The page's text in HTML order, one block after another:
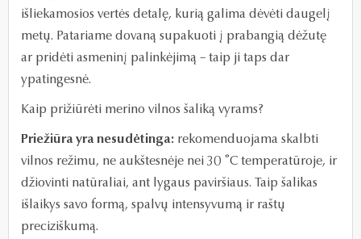
išliekamosios vertės detalę, kurią galima dėvėti daugelį
metų. Patariame dovaną supakuoti į prabangią dėžutę
ar pridėti asmeninį palinkėjimą – taip ji taps dar
ypatingesnė.
Kaip prižiūrėti merino vilnos šaliką vyrams?
Priežiūra yra nesudėtinga: rekomenduojama skalbti
vilnos režimu, ne aukštesnėje nei 30 ˚C temperatūroje, ir
džiovinti natūraliai, ant lygaus paviršiaus. Taip šalikas
išlaikys savo formą, spalvų intensyvumą ir raštų
preciziškumą.